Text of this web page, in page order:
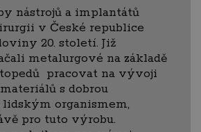
nástrojů a implantátů
v České republice
20. století. Již
metalurgové na základě
pracovat na vývoji
s dobrou
organismem,
pro tuto výrobu.